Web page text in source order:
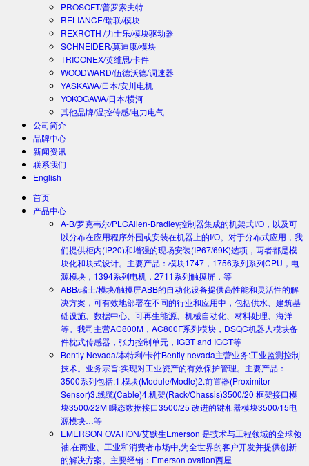
PROSOFT/普罗索夫特
RELIANCE/瑞联/模块
REXROTH /力士乐/模块驱动器
SCHNEIDER/莫迪康/模块
TRICONEX/英维思/卡件
WOODWARD/伍德沃德/调速器
YASKAWA/日本/安川电机
YOKOGAWA/日本/横河
其他品牌/温控传感/电力电气
公司简介
品牌中心
新闻资讯
联系我们
English
首页
产品中心
A-B/罗克韦尔/PLCAllen-Bradley控制器集成的机架式I/O，以及可
以分布在应用程序外围或安装在机器上的I/O。对于分布式应用，我
们提供柜内(IP20)和增强的现场安装(IP67/69K)选项，两者都是模
块化和块式设计。主要产品：模块1747，1756系列系列CPU，电
源模块，1394系列电机，2711系列触摸屏，等
ABB/瑞士/模块/触摸屏ABB的自动化设备提供高性能和灵活性的解
决方案，可有效地部署在不同的行业和应用中，包括供水、建筑基
础设施、数据中心、可再生能源、机械自动化、材料处理、海洋
等。我司主营AC800M，AC800F系列模块，DSQC机器人模块备
件枕式传感器，张力控制单元，IGBT and IGCT等
Bently Nevada/本特利/卡件Bently nevada主营业务:工业监测控制
技术。业务宗旨:实现对工业资产的有效保护管理。主要产品：
3500系列包括:1.模块(Module/Modle)2.前置器(Proximitor
Sensor)3.线缆(Cable)4.机架(Rack/Chassis)3500/20 框架接口模
块3500/22M 瞬态数据接口3500/25 改进的键相器模块3500/15电
源模块…等
EMERSON OVATION/艾默生Emerson 是技术与工程领域的全球领
袖,在商业、工业和消费者市场中,为全世界的客户开发并提供创新
的解决方案。主要经销：Emerson ovation西屋